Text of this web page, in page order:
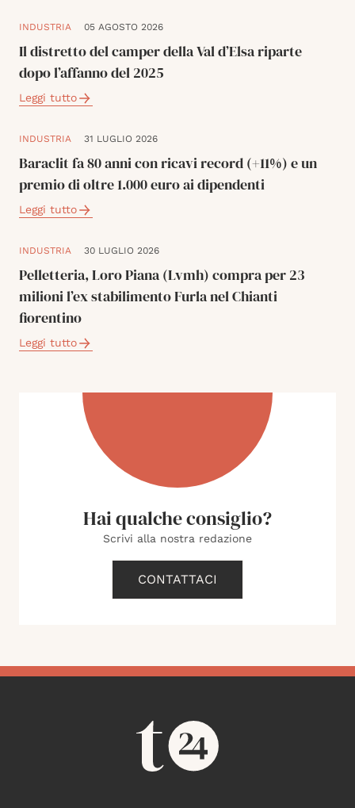
INDUSTRIA 05 AGOSTO 2026
Il distretto del camper della Val d’Elsa riparte
dopo l’affanno del 2025
Leggi tutto
INDUSTRIA 31 LUGLIO 2026
Baraclit fa 80 anni con ricavi record (+11%) e un
premio di oltre 1.000 euro ai dipendenti
Leggi tutto
INDUSTRIA 30 LUGLIO 2026
Pelletteria, Loro Piana (Lvmh) compra per 23
milioni l’ex stabilimento Furla nel Chianti
fiorentino
Leggi tutto
Hai qualche consiglio?
Scrivi alla nostra redazione
CONTATTACI